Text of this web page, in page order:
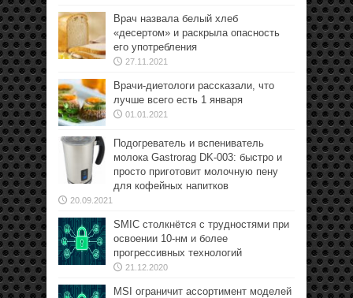
Врач назвала белый хлеб
«десертом» и раскрыла опасность
его употребления
27.11.2021
Врачи-диетологи рассказали, что
лучше всего есть 1 января
01.01.2021
Подогреватель и вспениватель
молока Gastrorag DK-003: быстро и
просто приготовит молочную пену
для кофейных напитков
20.09.2021
SMIC столкнётся с трудностями при
освоении 10-нм и более
прогрессивных технологий
21.12.2020
MSI ограничит ассортимент моделей